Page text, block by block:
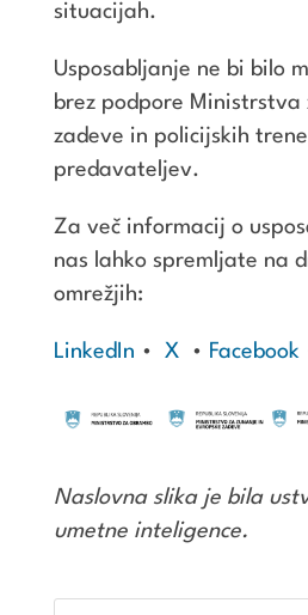
situacijah.
Usposabljanje ne bi bilo
brez podpore Ministrstva
zadeve in policijskih
predavateljev.
Za več informacij o
nas lahko spremljate na
omrežjih:
LinkedIn • X • Facebook
Naslovna slika je bila
umetne inteligence.